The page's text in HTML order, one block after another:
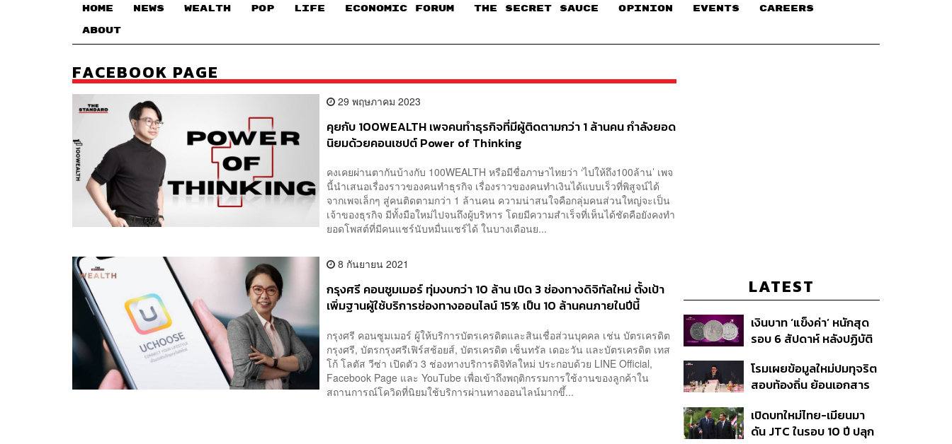
HOME NEWS WEALTH POP LIFE ECONOMIC FORUM THE SECRET SAUCE​ OPINION EVENTS CAREERS
ABOUT
FACEBOOK PAGE
29 พฤษภาคม 2023
คุยกับ 100WEALTH เพจคนทำธุรกิจที่มีผู้ติดตามกว่า 1 ล้านคน กำลังยอด
นิยมด้วยคอนเซปต์ Power of Thinking
คงเคยผ่านตากันบ้างกับ 100WEALTH หรือมีชื่อภาษาไทยว่า ‘ไปให้ถึง100ล้าน’ เพจ
นี้นำเสนอเรื่องราวของคนทำธุรกิจ เรื่องราวของคนทำเงินได้แบบเร็วที่พิสูจน์ได้
จากเพจเล็กๆ สู่คนติดตามกว่า 1 ล้านคน ความน่าสนใจคือกลุ่มคนส่วนใหญ่จะเป็น
เจ้าของธุรกิจ มีทั้งมือใหม่ไปจนถึงผู้บริหาร โดยมีความสำเร็จที่เห็นได้ชัดคือยังคงทำ
ยอดโพสต์ที่มีคนแชร์นับหมื่นแชร์ได้ ในบางเดือนย...
8 กันยายน 2021
กรุงศรี คอนซูมเมอร์ ทุ่มงบกว่า 10 ล้าน เปิด 3 ช่องทางดิจิทัลใหม่ ตั้งเป้า
เพิ่มฐานผู้ใช้บริการช่องทางออนไลน์ 15% เป็น 10 ล้านคนภายในปีนี้
กรุงศรี คอนซูมเมอร์ ผู้ให้บริการบัตรเครดิตและสินเชื่อส่วนบุคคล เช่น บัตรเครดิต
กรุงศรี, บัตรกรุงศรีเฟิร์สช้อยส์, บัตรเครดิต เซ็นทรัล เดอะวัน และบัตรเครดิต เทส
โก้ โลตัส วีซ่า เปิดตัว 3 ช่องทางบริการดิจิทัลใหม่ ประกอบด้วย LINE Official,
Facebook Page และ YouTube เพื่อเข้าถึงพฤติกรรมการใช้งานของลูกค้าใน
สถานการณ์โควิดที่นิยมใช้บริการผ่านทางออนไลน์มากขึ้...
LATEST
เงินบาท ‘แข็งค่า’ หนักสุด
รอบ 6 สัปดาห์ หลังปฏิบัติ
สหรัฐฯ-ญี่ปุ่น Standard
Chartered เปิดเป้าสิ้นปีนี้
ต่อดอลลาร์
โรมเผยข้อมูลใหม่ปมทุจริต
สอบท้องถิ่น ย้อนเอกสาร
อนุทิน จ่อสอบต่อเอี่ยว
ตัดตอน ม.บูรพา หรือไม่
เปิดบทใหม่ไทย-เมียนมา
ดัน JTC ในรอบ 10 ปี ปลุก